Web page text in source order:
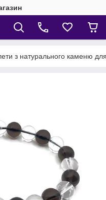
з натурального каменю